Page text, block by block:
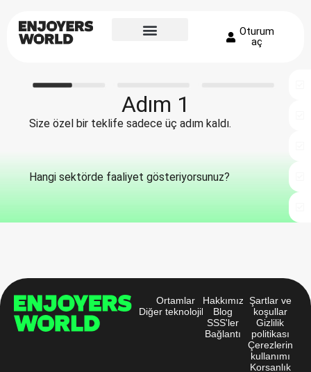
Oturum
aç
Adım 1
Size özel bir teklife sadece üç adım kaldı.
Hangi sektörde faaliyet gösteriyorsunuz?
Ortamlar
Diğer teknolojiler
Hakkımızda
Blog
SSS'ler
Bağlantı
Şartlar ve
koşullar
Gizlilik
politikası
Çerezlerin
kullanımı
Korsanlık